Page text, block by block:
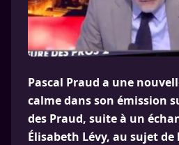
Pascal Praud a une
calme dans son émission
des Praud, suite à un
Élisabeth Lévy, au sujet de